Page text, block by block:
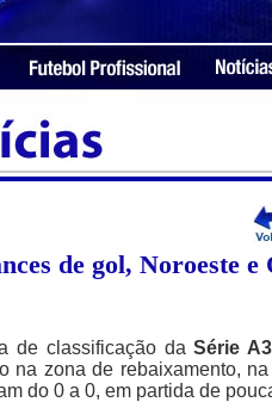
de gol, Noroeste
de classificação daSérie
na zona de rebaixamento,
do 0 a 0, em partida de